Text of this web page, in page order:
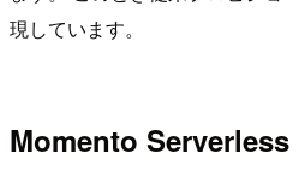
現しています。
Momento